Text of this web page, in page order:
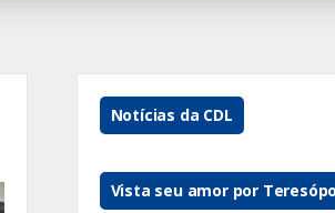
Notícias da CDL
Vista seu amor por